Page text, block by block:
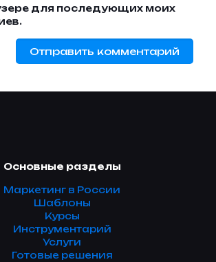
для последующих моих
Основные разделы
Маркетинг в России
Шаблоны
Курсы
Инструментарий
Услуги
Готовые решения